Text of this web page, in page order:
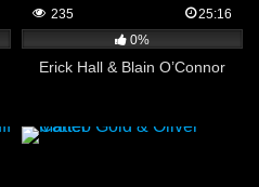
235
25:16
0%
Erick Hall & Blain O’Connor